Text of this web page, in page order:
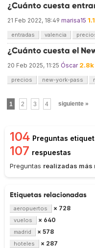
¿Cuánto cuesta
21 Feb 2022, 18:49 marisa15
entradas valencia
¿Cuánto cuesta el
20 Feb 2025, 11:25 Óscar 2.8k
precios new-york-pass
1 2 3 4 siguiente »
104 Preguntas
107 respuestas
Preguntas realizadas más
Etiquetas relacionadas
aeropuertos × 728
vuelos × 640
madrid × 578
hoteles × 287